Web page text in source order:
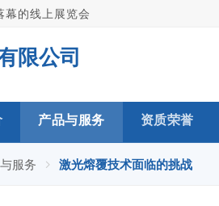
的线上展览会
限公司
产品与服务 资质荣誉
服务 激光熔覆技术面临的挑战